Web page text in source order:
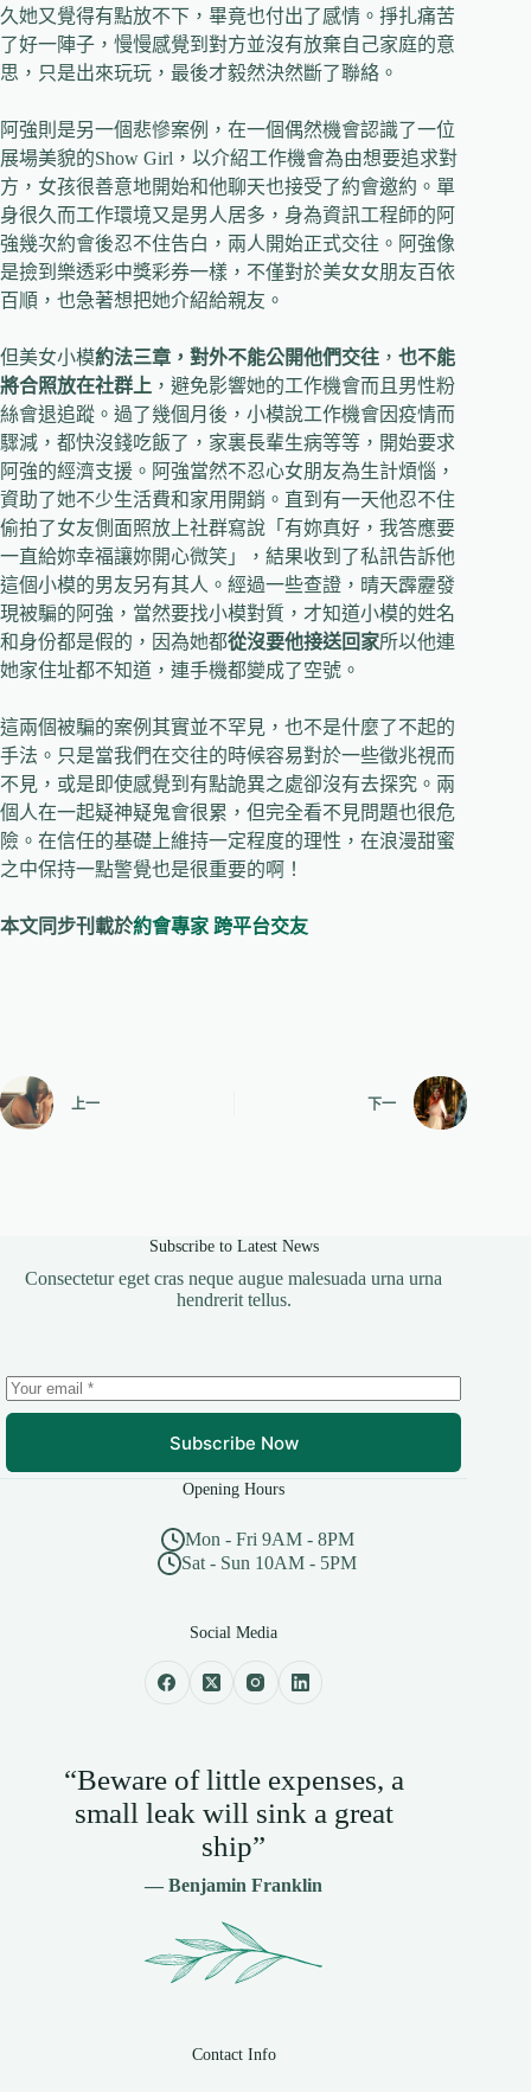
久她又覺得有點放不下，畢竟也付出了感情。掙扎痛苦
了好一陣子，慢慢感覺到對方並沒有放棄自己家庭的意
思，只是出來玩玩，最後才毅然決然斷了聯絡。
阿強則是另一個悲慘案例，在一個偶然機會認識了一位
展場美貌的Show Girl，以介紹工作機會為由想要追求對
方，女孩很善意地開始和他聊天也接受了約會邀約。單
身很久而工作環境又是男人居多，身為資訊工程師的阿
強幾次約會後忍不住告白，兩人開始正式交往。阿強像
是撿到樂透彩中獎彩券一樣，不僅對於美女女朋友百依
百順，也急著想把她介紹給親友。
但美女小模約法三章，對外不能公開他們交往 ， 也不能
將合照放在社群上 ，避免影響她的工作機會而且男性粉
絲會退追蹤。過了幾個月後，小模說工作機會因疫情而
驟減，都快沒錢吃飯了，家裏長輩生病等等，開始要求
阿強的經濟支援。阿強當然不忍心女朋友為生計煩惱，
資助了她不少生活費和家用開銷。直到有一天他忍不住
偷拍了女友側面照放上社群寫說「有妳真好，我答應要
一直給妳幸福讓妳開心微笑」，結果收到了私訊告訴他
這個小模的男友另有其人。經過一些查證，晴天霹靂發
現被騙的阿強，當然要找小模對質，才知道小模的姓名
和身份都是假的，因為她都從沒要他接送回家所以他連
她家住址都不知道，連手機都變成了空號。
這兩個被騙的案例其實並不罕見，也不是什麼了不起的
手法。只是當我們在交往的時候容易對於一些徵兆視而
不見，或是即使感覺到有點詭異之處卻沒有去探究。兩
個人在一起疑神疑鬼會很累，但完全看不見問題也很危
險。在信任的基礎上維持一定程度的理性，在浪漫甜蜜
之中保持一點警覺也是很重要的啊！
本文同步刊載於約會專家 跨平台交友
上一 下一
Subscribe to Latest News
Consectetur eget cras neque augue malesuada urna urna
hendrerit tellus.
Subscribe Now
Opening Hours
Mon - Fri 9AM - 8PM
Sat - Sun 10AM - 5PM
Social Media
“Beware of little expenses, a
small leak will sink a great
ship”
— Benjamin Franklin
Contact Info